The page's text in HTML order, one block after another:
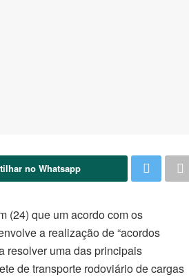
no Whatsapp
(24) que um acordo com os
a realização de “acordos
resolver uma das principais
de transporte rodoviário de cargas